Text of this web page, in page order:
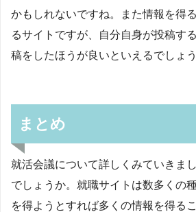
かもしれないですね。また情報を得
るサイトですが、自分自身が投稿す
稿をしたほうが良いといえるでしょう
まとめ
就活会議について詳しくみていきま
でしょうか。就職サイトは数多くの
を得ようとすれば多くの情報を得る